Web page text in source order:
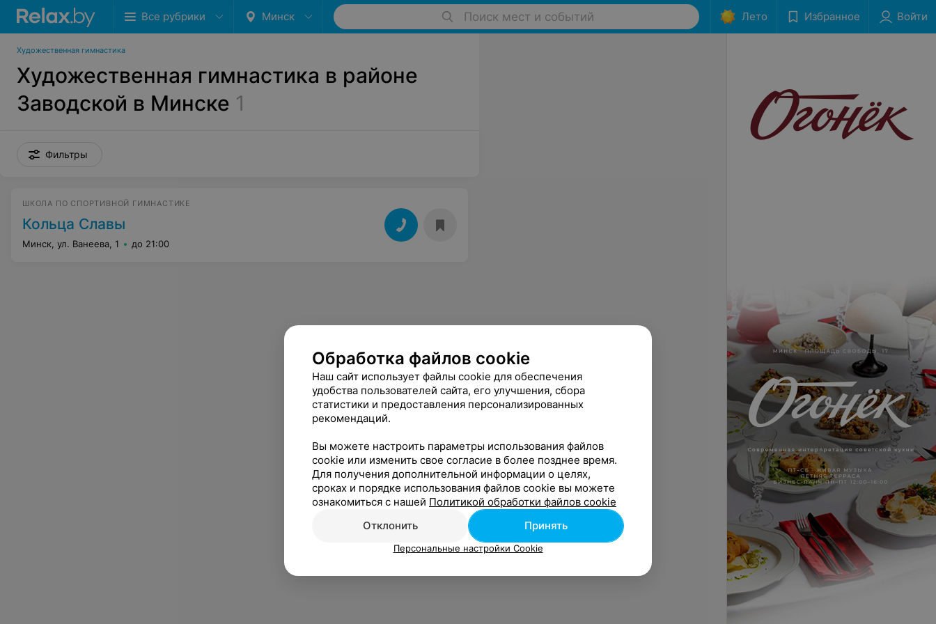
Все рубрики Минск Поиск мест и событий Лето Избранное Войти
Художественная гимнастика
Художественная гимнастика в районе
Заводской в Минске 1
Фильтры
ШКОЛА ПО СПОРТИВНОЙ ГИМНАСТИКЕ
Кольца Славы
Минск, ул. Ванеева, 1 до 21:00
Обработка файлов cookie
Наш сайт использует файлы cookie для обеспечения
удобства пользователей сайта, его улучшения, сбора
статистики и предоставления персонализированных
рекомендаций.
Вы можете настроить параметры использования файлов
cookie или изменить свое согласие в более позднее время.
Для получения дополнительной информации о целях,
сроках и порядке использования файлов cookie вы можете
ознакомиться с нашей Политикой обработки файлов cookie
Отклонить
Принять
Персональные настройки Cookie